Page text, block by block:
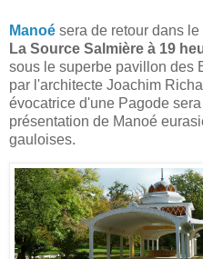
Manoé sera de retour dans le
La Source Salmière à 19
sous le superbe pavillon des
par l'architecte Joachim
évocatrice d'une Pagode
présentation de Manoé
gauloises.